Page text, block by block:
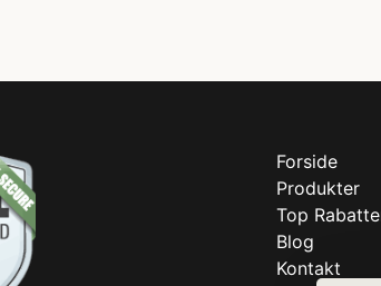
Forside
Produkter
Top
Blog
Kontakt